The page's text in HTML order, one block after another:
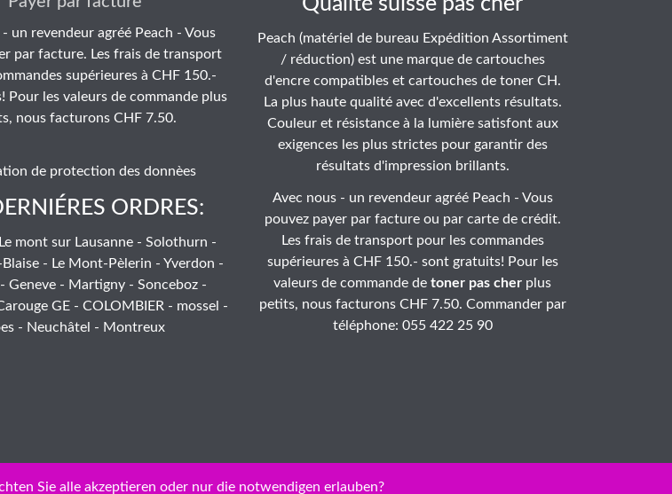
un revendeur agréé Peach - Vous
par facture. Les frais de transport
supérieures à CHF 150.-
Pour les valeurs de commande plus
nous facturons CHF 7.50.
de protection des donnèes
ORDRES:
mont sur Lausanne - Solothurn -
- Le Mont-Pèlerin - Yverdon -
Geneve - Martigny - Sonceboz -
GE - COLOMBIER - mossel -
- Neuchâtel - Montreux
Peach (matériel de bureau Expédition Assortiment
/ réduction) est une marque de cartouches
d'encre compatibles et cartouches de toner CH.
La plus haute qualité avec d'excellents résultats.
Couleur et résistance à la lumière satisfont aux
exigences les plus strictes pour garantir des
résultats d'impression brillants.
Avec nous - un revendeur agréé Peach - Vous
pouvez payer par facture ou par carte de crédit.
Les frais de transport pour les commandes
supérieures à CHF 150.- sont gratuits! Pour les
valeurs de commande detoner pas cher plus
petits, nous facturons CHF 7.50. Commander par
téléphone: 055 422 25 90
Sie alle akzeptieren oder nur die notwendigen erlauben?